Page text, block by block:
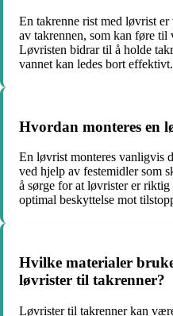
En takrenne rist med løvrist
av takrennen, som kan føre til
Løvristen bidrar til å holde
vannet kan ledes bort effektivt.
Hvordan monteres en
En løvrist monteres vanligvis
ved hjelp av festemidler som
å sørge for at løvrister er
optimal beskyttelse mot
Hvilke materialer
løvrister til takrenner?
Løvrister til takrenner kan